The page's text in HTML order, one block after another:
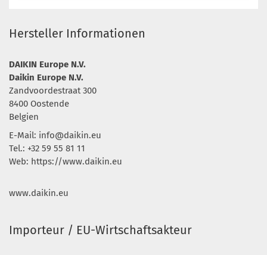
Hersteller Informationen
DAIKIN Europe N.V.
Daikin Europe N.V.
Zandvoordestraat 300
8400 Oostende
Belgien
E-Mail: info@daikin.eu
Tel.: +32 59 55 81 11
Web: https://www.daikin.eu
www.daikin.eu
Importeur / EU-Wirtschaftsakteur